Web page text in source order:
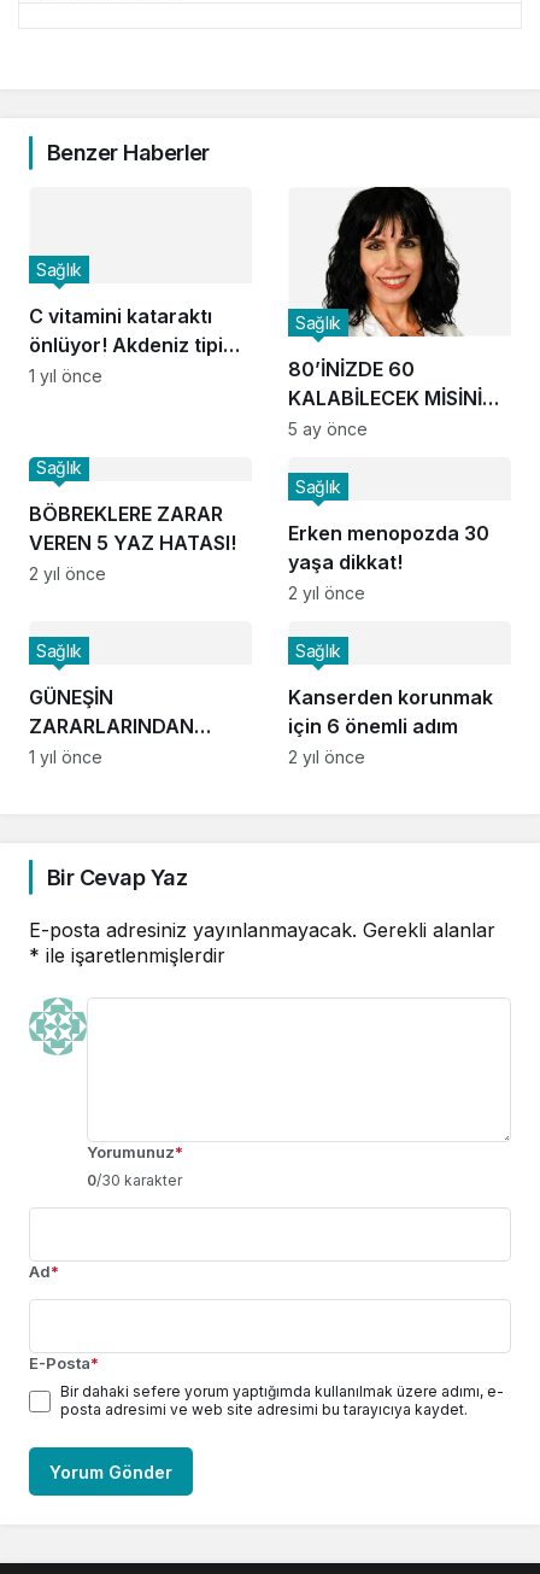
Benzer Haberler
C vitamini kataraktı
önlüyor! Akdeniz tipi
beslenme şart!
Sağlık
1 yıl önce
80’İNİZDE 60
KALABİLECEK MİSİNİZ?
10 SORUDA TEST EDİN!
Sağlık
5 ay önce
BÖBREKLERE ZARAR
VEREN 5 YAZ HATASI!
Sağlık
2 yıl önce
Erken menopozda 30
yaşa dikkat!
Sağlık
2 yıl önce
GÜNEŞİN
ZARARLARINDAN
KORUYAN 10 ÖNEMLİ
Sağlık
1 yıl önce
Kanserden korunmak
için 6 önemli adım
Sağlık
2 yıl önce
Bir Cevap Yaz
E-posta adresiniz yayınlanmayacak. Gerekli alanlar
* ile işaretlenmişlerdir
Yorumunuz*
0/30 karakter
Ad*
E-Posta*
Bir dahaki sefere yorum yaptığımda kullanılmak üzere adımı, e-
posta adresimi ve web site adresimi bu tarayıcıya kaydet.
Yorum Gönder